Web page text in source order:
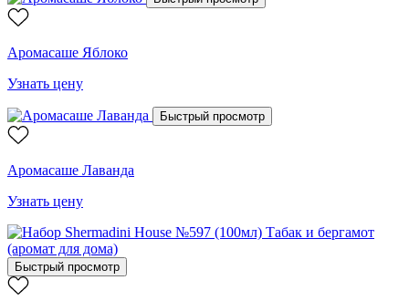
Аромасаше Яблоко
Узнать цену
Быстрый просмотр
Аромасаше Лаванда
Узнать цену
Быстрый просмотр